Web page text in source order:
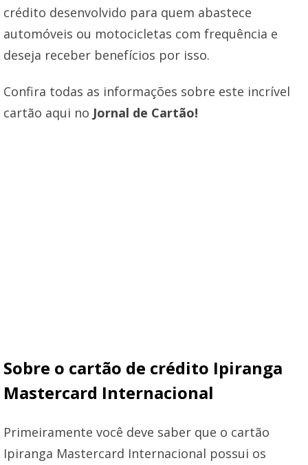
crédito desenvolvido para quem abastece
automóveis ou motocicletas com frequência e
deseja receber benefícios por isso.
Confira todas as informações sobre este incrível
cartão aqui no Jornal de Cartão!
Sobre o cartão de crédito Ipiranga
Mastercard Internacional
Primeiramente você deve saber que o cartão
Ipiranga Mastercard Internacional possui os